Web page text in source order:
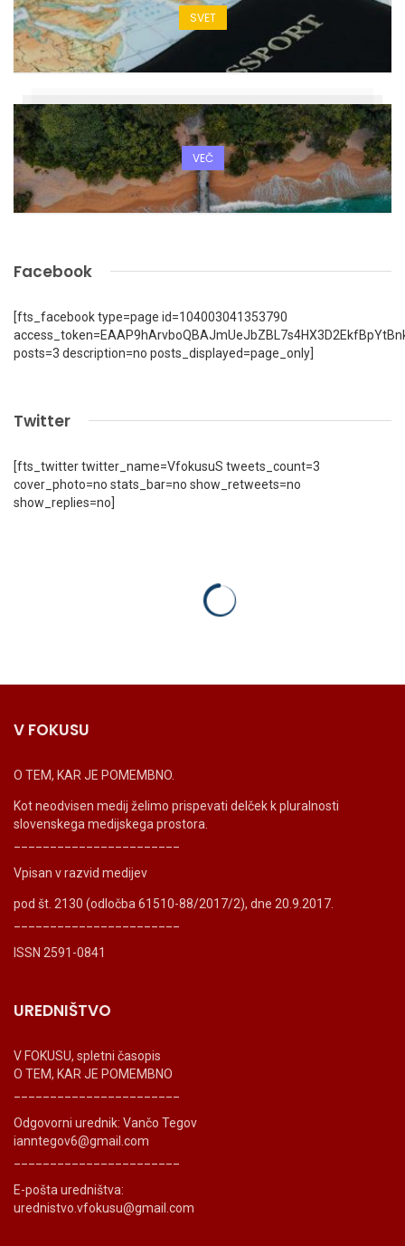
SVET
VEČ
Facebook
[fts_facebook type=page id=104003041353790
posts=3 description=no posts_displayed=page_only]
Twitter
[fts_twitter twitter_name=VfokusuS tweets_count=3
cover_photo=no stats_bar=no show_retweets=no
show_replies=no]
V FOKUSU
O TEM, KAR JE POMEMBNO.
Kot neodvisen medij želimo prispevati delček k pluralnosti
slovenskega medijskega prostora.
Vpisan v razvid medijev
pod št. 2130 (odločba 61510-88/2017/2), dne 20.9.2017.
ISSN 2591-0841
UREDNIŠTVO
V FOKUSU, spletni časopis
O TEM, KAR JE POMEMBNO
Odgovorni urednik: Vančo Tegov
ianntegov6@gmail.com
E-pošta uredništva:
urednistvo.vfokusu@gmail.com